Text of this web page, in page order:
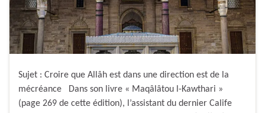
Sujet : Croire que Allâh est dans une direction est de la
mécréance Dans son livre « Maqâlâtou l-Kawthari »
(page 269 de cette édition), l’assistant du dernier Calife